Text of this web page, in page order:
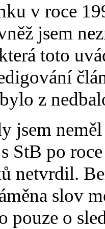
v roce
jsem
toto
z
jsem
StB po
netvrdil.
slov
pouze o